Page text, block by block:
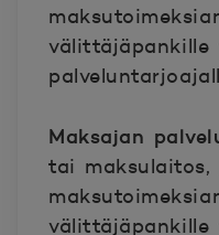
välittäjäpankille
Maksajan
tai
välittäjäpankille